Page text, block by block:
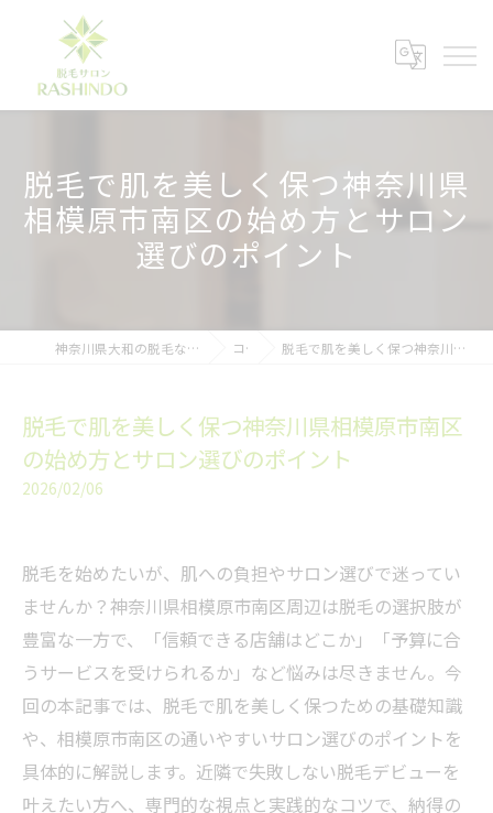
脱毛で肌を美しく保つ神奈川県
相模原市南区の始め方とサロン
選びのポイント
神奈川県大和の脱毛ならメンズ脱毛サロンRASHINDO大和店 コラム 脱毛で肌を美しく保つ神奈川県相模原市南区の始め方とサロン選びのポイント
脱毛で肌を美しく保つ神奈川県相模原市南区
の始め方とサロン選びのポイント
2026/02/06
脱毛を始めたいが、肌への負担やサロン選びで迷ってい
ませんか？神奈川県相模原市南区周辺は脱毛の選択肢が
豊富な一方で、「信頼できる店舗はどこか」「予算に合
うサービスを受けられるか」など悩みは尽きません。今
回の本記事では、脱毛で肌を美しく保つための基礎知識
や、相模原市南区の通いやすいサロン選びのポイントを
具体的に解説します。近隣で失敗しない脱毛デビューを
叶えたい方へ、専門的な視点と実践的なコツで、納得の